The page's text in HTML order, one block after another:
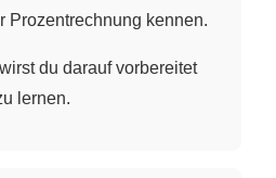
Prozentrechnung kennen.
du darauf vorbereitet
lernen.